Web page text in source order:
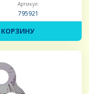
Артикул:
795921